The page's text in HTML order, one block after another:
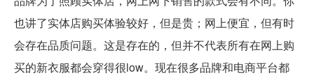
也讲了实体店购买体验较好，但是贵；网上便宜，但有时
会存在品质问题。这是存在的，但并不代表所有在网上购
买的新衣服都会穿得很low。现在很多品牌和电商平台都